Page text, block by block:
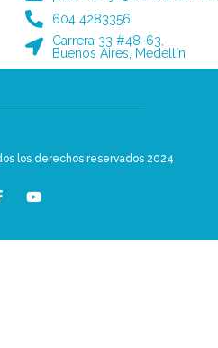
604 4283356
Carrera 33 #48-63,
Buenos Aires, Medellín
los derechos reservados 2024